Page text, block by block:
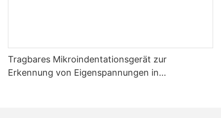
Tragbares Mikroindentationsgerät zur
Erkennung von Eigenspannungen in